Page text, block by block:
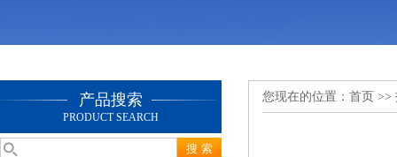
产品搜索
PRODUCT SEARCH
您现在的位置： 首页 >>